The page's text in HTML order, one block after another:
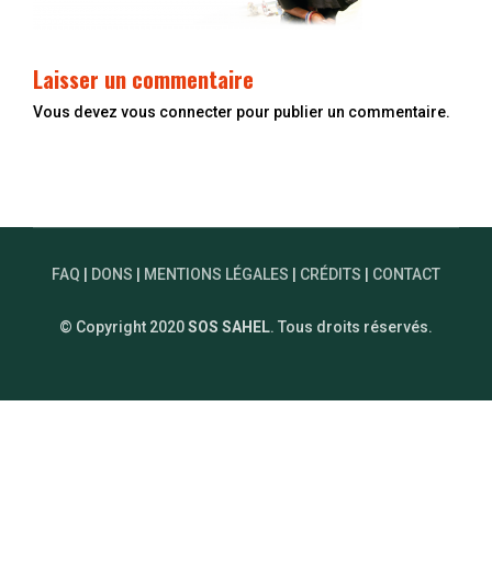
Laisser un commentaire
Vous devez vous connecter pour publier un commentaire.
FAQ | DONS | MENTIONS LÉGALES | CRÉDITS | CONTACT
© Copyright 2020SOS SAHEL. Tous droits réservés.